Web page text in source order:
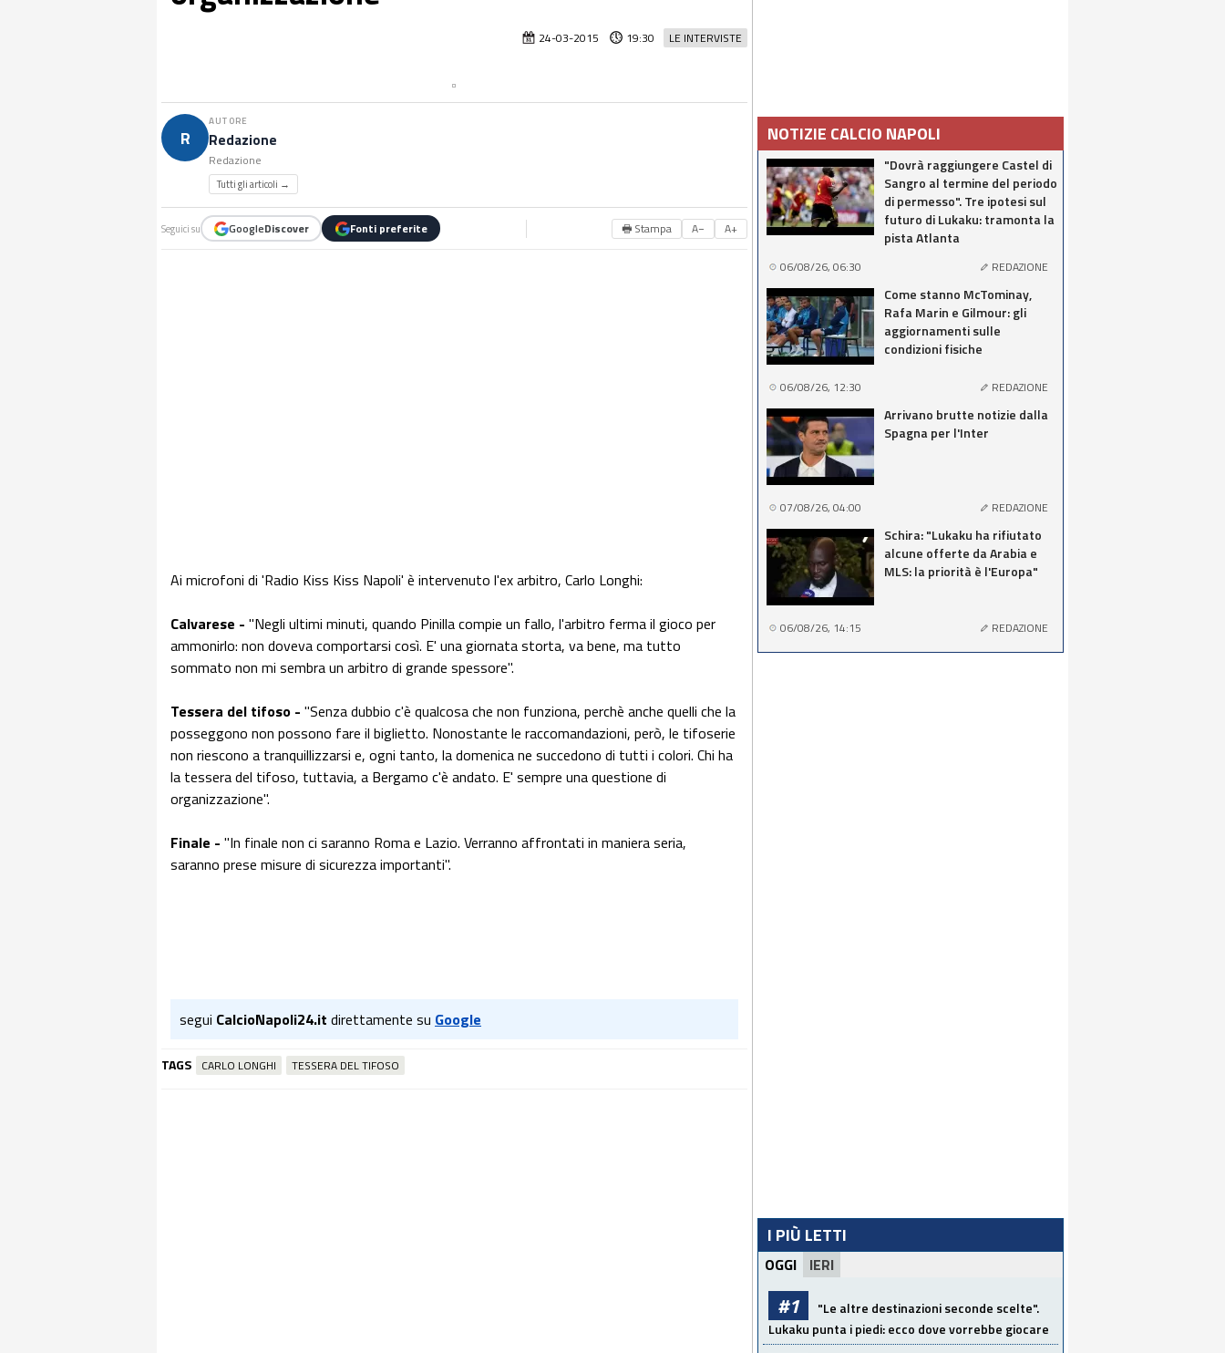
LE INTERVISTE
24-03-2015 19:30
R
AUTORE
Redazione
Redazione
Tutti gli articoli →
Seguici su GoogleDiscover Fonti preferite 🖶 Stampa A− A+
Ai microfoni di 'Radio Kiss Kiss Napoli' è intervenuto l'ex arbitro, Carlo Longhi:
Calvarese - "Negli ultimi minuti, quando Pinilla compie un fallo, l'arbitro ferma il gioco per
ammonirlo: non doveva comportarsi così. E' una giornata storta, va bene, ma tutto
sommato non mi sembra un arbitro di grande spessore".
Tessera del tifoso - "Senza dubbio c'è qualcosa che non funziona, perchè anche quelli che la
posseggono non possono fare il biglietto. Nonostante le raccomandazioni, però, le tifoserie
non riescono a tranquillizzarsi e, ogni tanto, la domenica ne succedono di tutti i colori. Chi ha
la tessera del tifoso, tuttavia, a Bergamo c'è andato. E' sempre una questione di
organizzazione".
Finale - "In finale non ci saranno Roma e Lazio. Verranno affrontati in maniera seria,
saranno prese misure di sicurezza importanti".
segui CalcioNapoli24.it direttamente su Google
TAGS CARLO LONGHI TESSERA DEL TIFOSO
NOTIZIE CALCIO NAPOLI
"Dovrà raggiungere Castel di
Sangro al termine del periodo
di permesso". Tre ipotesi sul
futuro di Lukaku: tramonta la
pista Atlanta
06/08/26, 06:30 REDAZIONE
Come stanno McTominay,
Rafa Marin e Gilmour: gli
aggiornamenti sulle
condizioni fisiche
06/08/26, 12:30 REDAZIONE
Arrivano brutte notizie dalla
Spagna per l'Inter
07/08/26, 04:00 REDAZIONE
Schira: "Lukaku ha rifiutato
alcune offerte da Arabia e
MLS: la priorità è l'Europa"
06/08/26, 14:15 REDAZIONE
I PIÙ LETTI
OGGI IERI
#1
"Le altre destinazioni seconde scelte".
Lukaku punta i piedi: ecco dove vorrebbe giocare